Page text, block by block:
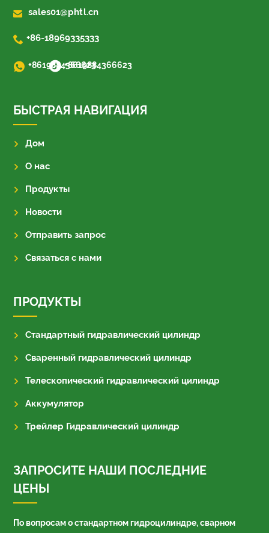
 sales01@phtl.cn
 +86-18969335333
+8619884366623+8619884366623
БЫСТРАЯ НАВИГАЦИЯ
Дом
О нас
Продукты
Новости
Отправить запрос
Связаться с нами
ПРОДУКТЫ
Стандартный гидравлический цилиндр
Сваренный гидравлический цилиндр
Телескопический гидравлический цилиндр
Аккумулятор
Трейлер Гидравлический цилиндр
ЗАПРОСИТЕ НАШИ ПОСЛЕДНИЕ
ЦЕНЫ
По вопросам о стандартном гидроцилиндре, сварном